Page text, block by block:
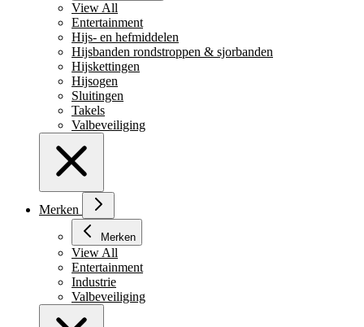
View All
Entertainment
Hijs- en hefmiddelen
Hijsbanden rondstroppen & sjorbanden
Hijskettingen
Hijsogen
Sluitingen
Takels
Valbeveiliging
Merken
Merken
View All
Entertainment
Industrie
Valbeveiliging